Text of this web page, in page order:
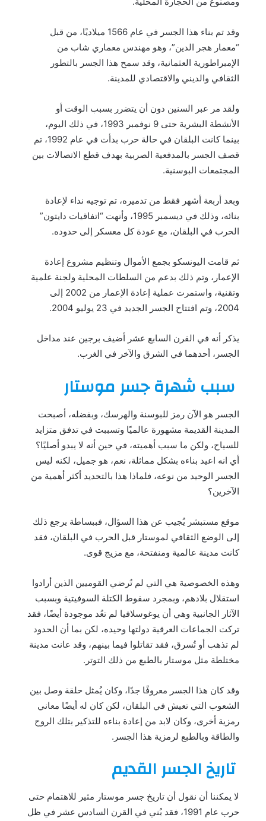
وقد تم بناء هذا الجسر في عام 1566 ميلاديًا، من قبل
“معمار هجر الدين”، وهو مهندس معماري شاب من
الإمبراطورية العثمانية، وقد سمح هذا الجسر بالتطور
الثقافي والديني والاقتصادي للمدينة.
ولقد مر عبر السنين دون أن يتضرر بسبب الوقت أو
الأنشطة البشرية حتى 9 نوفمبر 1993، في ذلك اليوم،
بينما كانت البلقان في حالة حرب بدأت في عام 1992، تم
قصف الجسر بالمدفعية الصربية بهدف قطع الاتصالات بين
المجتمعات البوسنية.
وبعد أربعة أشهر فقط من تدميره، تم توجيه نداء لإعادة
بنائه، وذلك في ديسمبر 1995، وأنهت “اتفاقيات دايتون”
الحرب في البلقان، مع عودة كل معسكر إلى حدوده.
ثم قامت اليونسكو بجمع الأموال وتنظيم مشروع إعادة
الإعمار، وتم ذلك بدعم من السلطات المحلية ولجنة علمية
وتقنية، واستمرت عملية إعادة الإعمار من 2002 إلى
2004، وتم افتتاح الجسر الجديد في 23 يوليو 2004.
يذكر أنه في القرن السابع عشر أضيف برجين عند مداخل
الجسر، أحدهما في الشرق والآخر في الغرب.
سبب شهرة جسر موستار
الجسر هو الآن رمز للبوسنة والهرسك، وبفضله، أصبحت
المدينة القديمة مشهورة عالميًا وتسببت في تدفق متزايد
للسياح، ولكن ما سبب أهميته، في حين أنه لا يبدو أصليًا؟
أي انه اعيد بناءه بشكل مماثلة، نعم، هو جميل، لكنه ليس
الجسر الوحيد من نوعه، فلماذا هذا بالتحديد أكثر أهمية من
الآخرين؟
موقع مستبشر يُجيب عن هذا السؤال، فببساطة يرجع ذلك
إلى الوضع الثقافي لموستار قبل الحرب في البلقان، فقد
كانت مدينة عالمية ومنفتحة، مع مزيج قوى.
وهذه الخصوصية هي التي لم تُرضي القوميين الذين أرادوا
استقلال بلادهم، وبمجرد سقوط الكتلة السوفيتية وبسبب
الآثار الجانبية وهي أن يوغوسلافيا لم تعُد موجودة أيضًا، فقد
تركت الجماعات العرقية دولتها وحيده، لكن بما أن الحدود
لم تذهب أو تُسرق، فقد تقاتلوا فيما بينهم، وقد عانت مدينة
مختلطة مثل موستار بالطبع من ذلك التوتر.
وقد كان هذا الجسر معروفًا جدًا، وكان يُمثل حلقة وصل بين
الشعوب التي تعيش في البلقان، لكن كان له أيضًا معاني
رمزية أخرى، وكان لابد من إعادة بناءه للتذكير بتلك الروح
والطاقة وبالطبع لرمزية هذا الجسر.
تاريخ الجسر القديم
لا يمكننا أن نقول أن تاريخ جسر موستار مثير للاهتمام حتى
حرب عام 1991، فقد بُني في القرن السادس عشر في ظل